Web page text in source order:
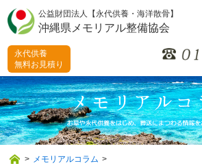
公益財団法人【永代供養・海洋散骨】
沖縄県メモリアル整備協会
永代供養
無料お見積り
> メモリアルコラム >